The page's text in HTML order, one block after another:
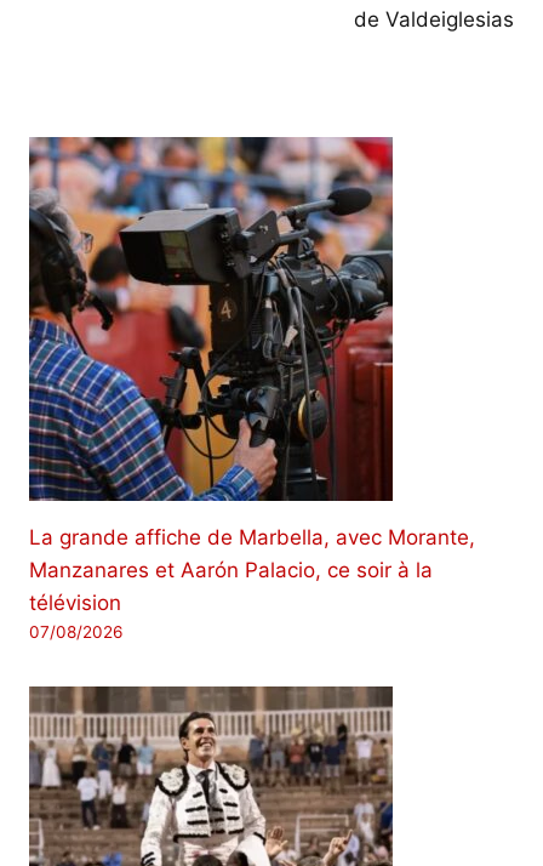
de Valdeiglesias
La grande affiche de Marbella, avec Morante,
Manzanares et Aarón Palacio, ce soir à la
télévision
07/08/2026